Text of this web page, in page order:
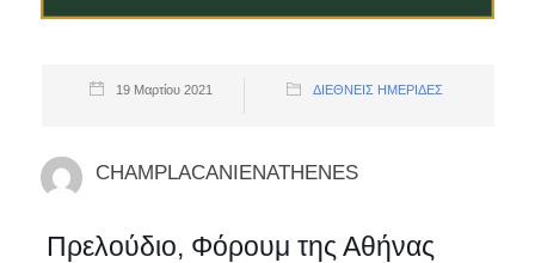
19 Μαρτίου 2021 ΔΙΕΘΝΕΊΣ ΗΜΕΡΊΔΕΣ
CHAMPLACANIENATHENES
Πρελούδιο, Φόρουμ της Αθήνας